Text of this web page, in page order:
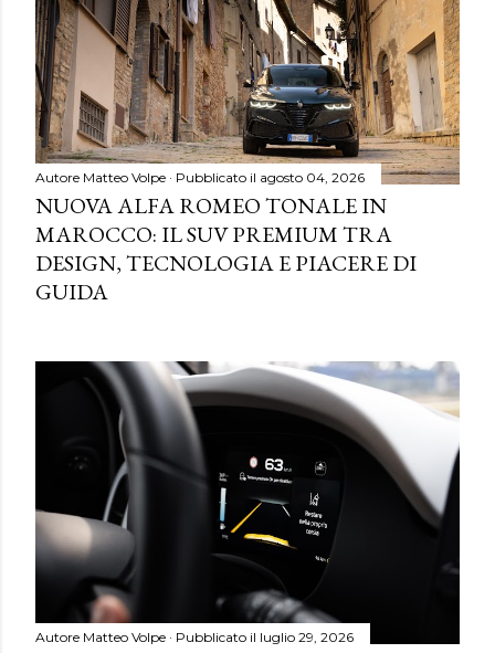
Autore Matteo Volpe Pubblicato il agosto 04, 2026
NUOVA ALFA ROMEO TONALE IN
MAROCCO: IL SUV PREMIUM TRA
DESIGN, TECNOLOGIA E PIACERE DI
GUIDA
Autore Matteo Volpe Pubblicato il luglio 29, 2026